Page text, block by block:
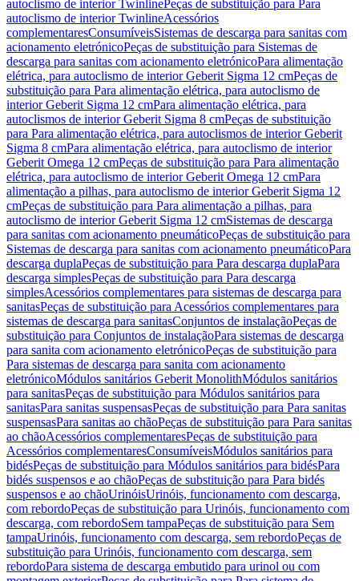
autoclismo de interior TwinlinePeças de substituição para Para
autoclismo de interior TwinlineAcessórios
complementaresConsumíveisSistemas de descarga para sanitas com
acionamento eletrónicoPeças de substituição para Sistemas de
descarga para sanitas com acionamento eletrónicoPara alimentação
elétrica, para autoclismo de interior Geberit Sigma 12 cmPeças de
substituição para Para alimentação elétrica, para autoclismo de
interior Geberit Sigma 12 cmPara alimentação elétrica, para
autoclismos de interior Geberit Sigma 8 cmPeças de substituição
para Para alimentação elétrica, para autoclismos de interior Geberit
Sigma 8 cmPara alimentação elétrica, para autoclismo de interior
Geberit Omega 12 cmPeças de substituição para Para alimentação
elétrica, para autoclismo de interior Geberit Omega 12 cmPara
alimentação a pilhas, para autoclismo de interior Geberit Sigma 12
cmPeças de substituição para Para alimentação a pilhas, para
autoclismo de interior Geberit Sigma 12 cmSistemas de descarga
para sanitas com acionamento pneumáticoPeças de substituição para
Sistemas de descarga para sanitas com acionamento pneumáticoPara
descarga duplaPeças de substituição para Para descarga duplaPara
descarga simplesPeças de substituição para Para descarga
simplesAcessórios complementares para sistemas de descarga para
sanitasPeças de substituição para Acessórios complementares para
sistemas de descarga para sanitasConjuntos de instalaçãoPeças de
substituição para Conjuntos de instalaçãoPara sistemas de descarga
para sanita com acionamento eletrónicoPeças de substituição para
Para sistemas de descarga para sanita com acionamento
eletrónicoMódulos sanitários Geberit MonolithMódulos sanitários
para sanitasPeças de substituição para Módulos sanitários para
sanitasPara sanitas suspensasPeças de substituição para Para sanitas
suspensasPara sanitas ao chãoPeças de substituição para Para sanitas
ao chãoAcessórios complementaresPeças de substituição para
Acessórios complementaresConsumíveisMódulos sanitários para
bidésPeças de substituição para Módulos sanitários para bidésPara
bidés suspensos e ao chãoPeças de substituição para Para bidés
suspensos e ao chãoUrinóisUrinóis, funcionamento com descarga,
com rebordoPeças de substituição para Urinóis, funcionamento com
descarga, com rebordoSem tampaPeças de substituição para Sem
tampaUrinóis, funcionamento com descarga, sem rebordoPeças de
substituição para Urinóis, funcionamento com descarga, sem
rebordoPara sistema de descarga embutido para urinol ou com